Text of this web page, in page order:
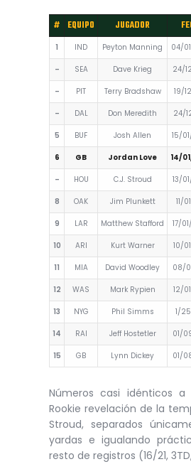
# EQUIPO JUGADOR
1 IND Peyton Manning 04/
– SEA Dave Krieg 24/
– PIT Terry Bradshaw 19/
– DAL Don Meredith 24/
5 BUF Josh Allen 15/
6 GB Jordan Love 14/
– HOU C.J. Stroud 13/
8 OAK Jim Plunkett 11/
9 LAR Matthew Stafford 17/
10 ARI Kurt Warner 10/
11 MIA David Woodley 08/
12 WAS Mark Rypien 12/
13 NYG Phil Simms 1/
14 RAI Jeff Hostetler 01/
15 GB Lynn Dickey 01/
Números casi idénticos a
Rookie revelación de la
Stroud, separados
yardas e igualando
resto de registros (16/21,